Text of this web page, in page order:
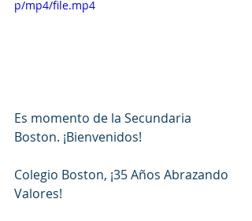
p/mp4/file.mp4
Es momento de la Secundaria
Boston. ¡Bienvenidos!
Colegio Boston, ¡35 Años Abrazando
Valores!